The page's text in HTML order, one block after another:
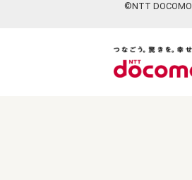
©NTT DOCOMO